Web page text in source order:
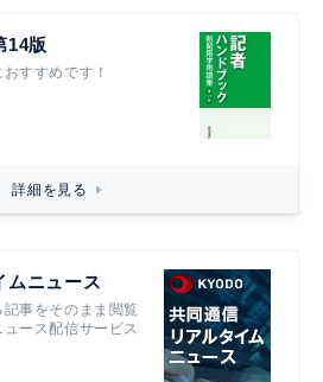
14版
すすめです！
詳細を見る
ムニュース
事をそのまま閲覧
ース配信サービス